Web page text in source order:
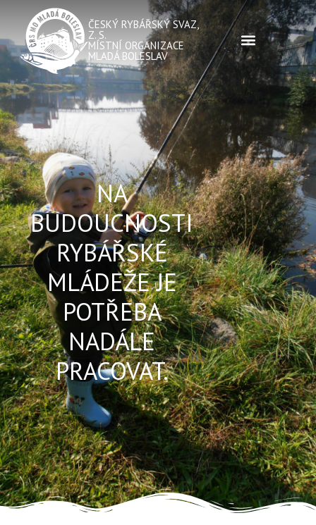
ČESKÝ RYBÁŘSKÝ SVAZ,
Z. S.
MÍSTNÍ ORGANIZACE
MLADÁ BOLESLAV
NA
BUDOUCNOSTI
RYBÁŘSKÉ
MLÁDEŽE JE
POTŘEBA
NADÁLE
PRACOVAT.